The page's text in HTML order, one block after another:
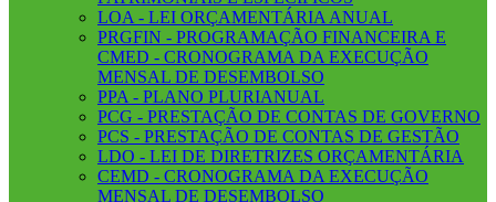
LOA - LEI ORÇAMENTÁRIA ANUAL
PRGFIN - PROGRAMAÇÃO FINANCEIRA E
CMED - CRONOGRAMA DA EXECUÇÃO
MENSAL DE DESEMBOLSO
PPA - PLANO PLURIANUAL
PCG - PRESTAÇÃO DE CONTAS DE GOVERNO
PCS - PRESTAÇÃO DE CONTAS DE GESTÃO
LDO - LEI DE DIRETRIZES ORÇAMENTÁRIA
CEMD - CRONOGRAMA DA EXECUÇÃO
MENSAL DE DESEMBOLSO